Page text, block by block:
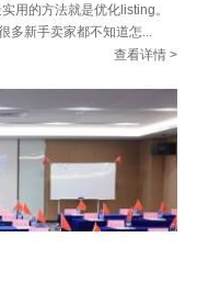
用的方法就是优化listing。
多新手卖家都不知道怎...
查看详情 >